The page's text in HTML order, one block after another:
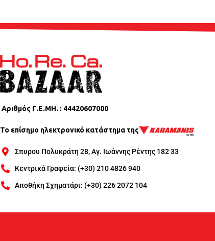
Αριθμός Γ.Ε.ΜΗ. : 44420607000
Το επίσημο ηλεκτρονικό κατάστημα της
Σπυρου Πολυκράτη 28, Αγ. Ιωάννης Ρέντης 182 33
Κεντρικά Γραφεία: (+30) 210 4826 940
Αποθήκη Σχηματάρι: (+30) 226 2072 104